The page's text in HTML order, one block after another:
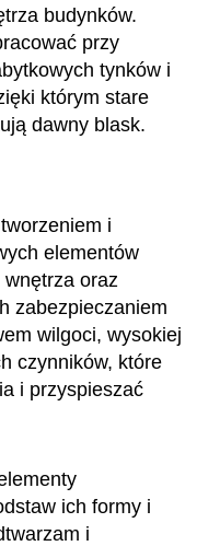
budynków.
przy
tynków i
którym stare
dawny blask.
i
elementów
oraz
zabezpieczaniem
wilgoci, wysokiej
czynników, które
i przyspieszać
ich formy i
i